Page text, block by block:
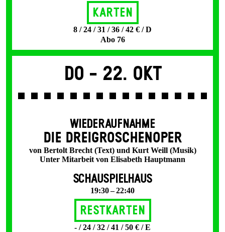
Karten
8 / 24 / 31 / 36 / 42 € / D
Abo 76
Do - 22. Okt
WIEDERAUFNAHME
DIE DREI­GROSCHEN­OPER
von Bertolt Brecht (Text) und Kurt Weill (Musik)
Unter Mitarbeit von Elisabeth Hauptmann
SCHAUSPIELHAUS
19:30 – 22:40
Restkarten
- / 24 / 32 / 41 / 50 € / E